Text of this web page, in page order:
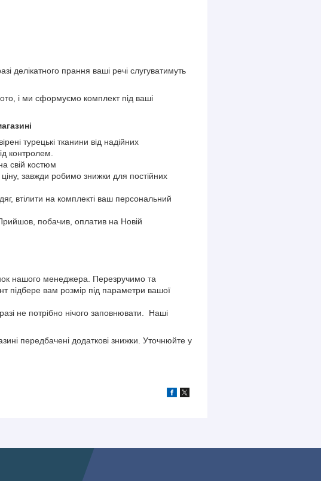
прання ваші речі слугуватимуть
і ми сформуємо комплект під ваші
турецькі тканини від надійних
контролем.
свій костюм
завжди робимо знижки для постійних
втілити на комплекті ваш персональний
побачив, оплатив на Новій
нашого менеджера. Перезручимо та
підбере вам розмір під параметри вашої
не потрібно нічого заповнювати. Наші
передбачені додаткові знижки. Уточнюйте у